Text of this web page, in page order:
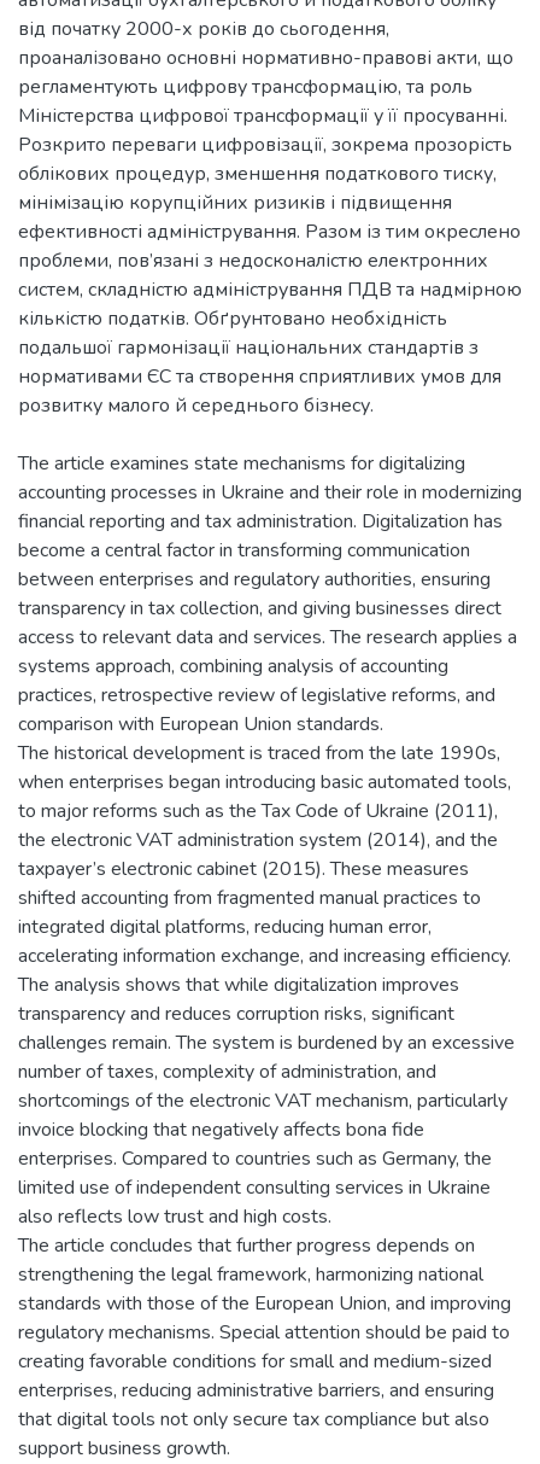
від початку 2000-х років до сьогодення,
проаналізовано основні нормативно-правові акти, що
регламентують цифрову трансформацію, та роль
Міністерства цифрової трансформації у її просуванні.
Розкрито переваги цифровізації, зокрема прозорість
облікових процедур, зменшення податкового тиску,
мінімізацію корупційних ризиків і підвищення
ефективності адміністрування. Разом із тим окреслено
проблеми, пов’язані з недосконалістю електронних
систем, складністю адміністрування ПДВ та надмірною
кількістю податків. Обґрунтовано необхідність
подальшої гармонізації національних стандартів з
нормативами ЄС та створення сприятливих умов для
The article examines state mechanisms for digitalizing
accounting processes in Ukraine and their role in modernizing
financial reporting and tax administration. Digitalization has
become a central factor in transforming communication
between enterprises and regulatory authorities, ensuring
transparency in tax collection, and giving businesses direct
access to relevant data and services. The research applies a
systems approach, combining analysis of accounting
practices, retrospective review of legislative reforms, and
comparison with European Union standards.
The historical development is traced from the late 1990s,
when enterprises began introducing basic automated tools,
to major reforms such as the Tax Code of Ukraine (2011),
the electronic VAT administration system (2014), and the
taxpayer’s electronic cabinet (2015). These measures
shifted accounting from fragmented manual practices to
integrated digital platforms, reducing human error,
accelerating information exchange, and increasing efficiency.
The analysis shows that while digitalization improves
transparency and reduces corruption risks, significant
challenges remain. The system is burdened by an excessive
number of taxes, complexity of administration, and
shortcomings of the electronic VAT mechanism, particularly
invoice blocking that negatively affects bona fide
enterprises. Compared to countries such as Germany, the
limited use of independent consulting services in Ukraine
also reflects low trust and high costs.
The article concludes that further progress depends on
strengthening the legal framework, harmonizing national
standards with those of the European Union, and improving
regulatory mechanisms. Special attention should be paid to
creating favorable conditions for small and medium-sized
enterprises, reducing administrative barriers, and ensuring
that digital tools not only secure tax compliance but also
support business growth.